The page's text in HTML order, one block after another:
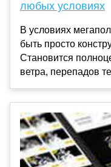
любых условиях
В условиях
быть просто
Становится
ветра, перепадов